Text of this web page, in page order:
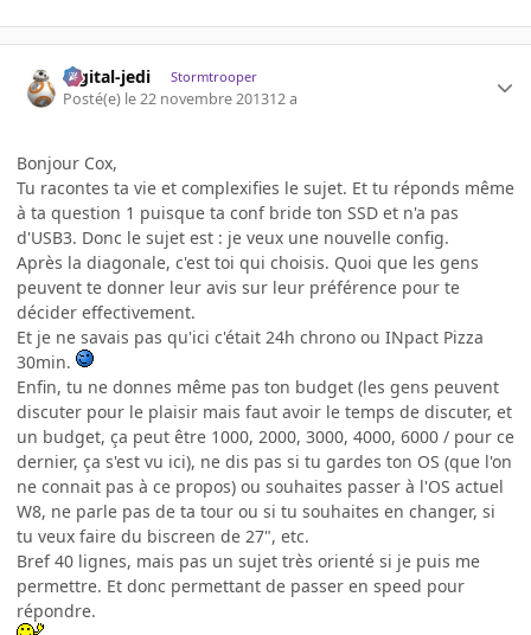
digital-jedi Stormtrooper
Posté(e) le 22 novembre 201312 a
Bonjour Cox,
Tu racontes ta vie et complexifies le sujet. Et tu réponds même
à ta question 1 puisque ta conf bride ton SSD et n'a pas
d'USB3. Donc le sujet est : je veux une nouvelle config.
Après la diagonale, c'est toi qui choisis. Quoi que les gens
peuvent te donner leur avis sur leur préférence pour te
décider effectivement.
Et je ne savais pas qu'ici c'était 24h chrono ou INpact Pizza
30min.
Enfin, tu ne donnes même pas ton budget (les gens peuvent
discuter pour le plaisir mais faut avoir le temps de discuter, et
un budget, ça peut être 1000, 2000, 3000, 4000, 6000 / pour ce
dernier, ça s'est vu ici), ne dis pas si tu gardes ton OS (que l'on
ne connait pas à ce propos) ou souhaites passer à l'OS actuel
W8, ne parle pas de ta tour ou si tu souhaites en changer, si
tu veux faire du biscreen de 27", etc.
Bref 40 lignes, mais pas un sujet très orienté si je puis me
permettre. Et donc permettant de passer en speed pour
répondre.